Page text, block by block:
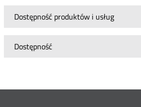
Dostępność produktów i usług
Dostępność